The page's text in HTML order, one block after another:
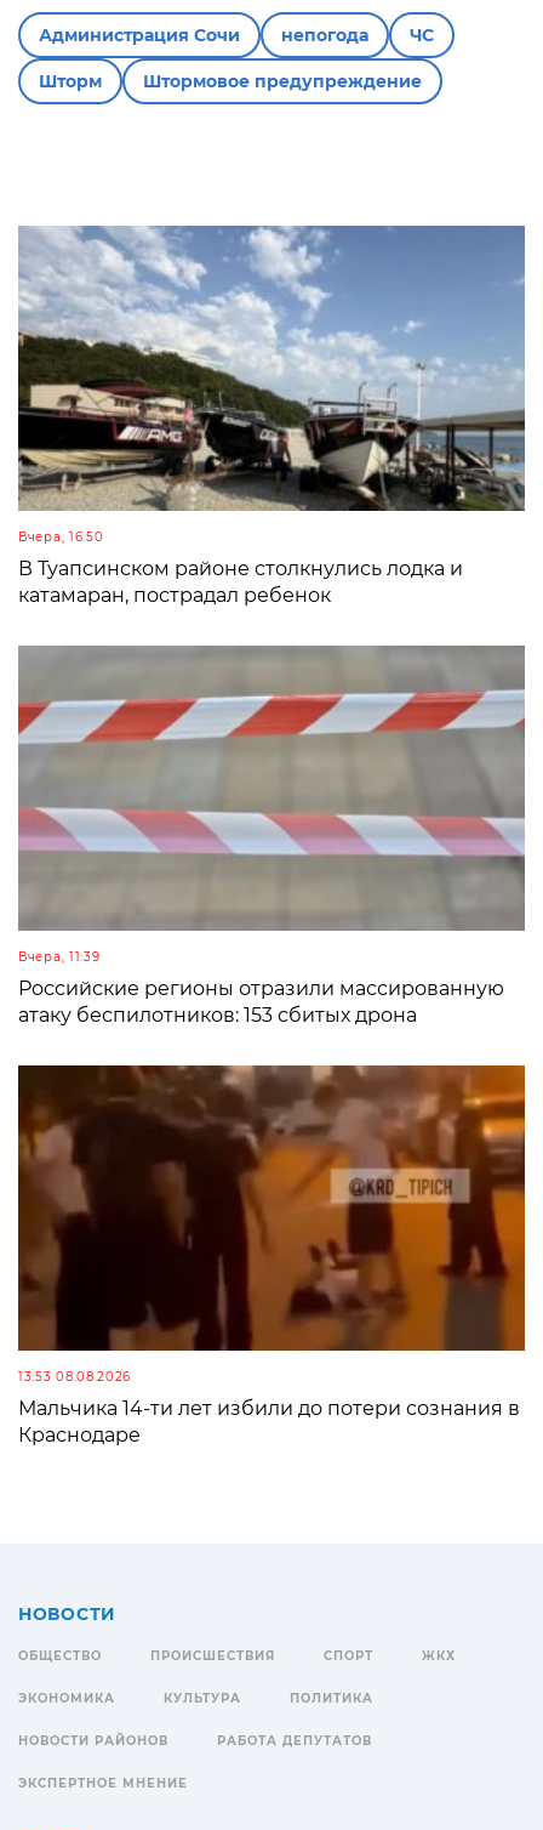
Администрация Сочи непогода ЧС
Шторм Штормовое предупреждение
Вчера, 16:50
В Туапсинском районе столкнулись лодка и
катамаран, пострадал ребенок
Вчера, 11:39
Российские регионы отразили массированную
атаку беспилотников: 153 сбитых дрона
13:53 08.08.2026
Мальчика 14-ти лет избили до потери сознания в
Краснодаре
НОВОСТИ
ОБЩЕСТВО ПРОИСШЕСТВИЯ СПОРТ ЖКХ
ЭКОНОМИКА КУЛЬТУРА ПОЛИТИКА
НОВОСТИ РАЙОНОВ РАБОТА ДЕПУТАТОВ
ЭКСПЕРТНОЕ МНЕНИЕ